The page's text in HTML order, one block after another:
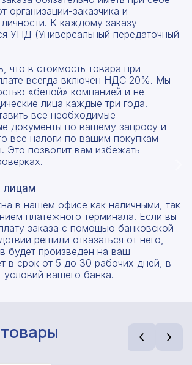
организации-заказчика и
К каждому заказу
УПД (Универсальный передаточный
что в стоимость товара при
всегда включён НДС 20%. Мы
«белой» компанией и не
лица каждые три года.
все необходимые
документы по вашему запросу и
все налоги по вашим покупкам
Это позволит вам избежать
лицам
в нашем офисе как наличными, так
платежного терминала. Если вы
заказа с помощью банковской
решили отказаться от него,
будет произведён на ваш
в срок от 5 до 30 рабочих дней, в
условий вашего банка.
смету
форму ниже, чтобы получить
сметы. Мы свяжемся с вами в
кратчайшие сроки.
смету на расчет
Отправить запрос
номер
телефона
с вами в ближайшее время!
бесплатную консультацию по
и актуальным ценам на
металлопрокат
Заказать звонок
отправлена,
свяжется наш менеджер.
не отправлена!
Произошла ошибка.